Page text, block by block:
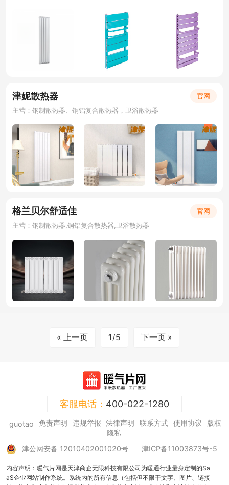
津妮散热器
官网
主营：钢制散热器、铜铝复合散热器，卫浴散热器
格兰贝尔舒适佳
官网
主营：钢制散热器,铜铝复合散热器,卫浴散热器
« 上一页 1/5 下一页 »
客服电话： 400-022-1280
guotao 免责声明 违规举报 法律声明 联系方式 使用协议
版权
隐私
津公网安备 12010402001020号
津ICP备11003873号-5
内容声明：暖气片网是天津商企无限科技有限公司为暖通行业量身定制的Sa
aS企业网站制作系统。系统内的所有信息（包括但不限于文字、图片、链接